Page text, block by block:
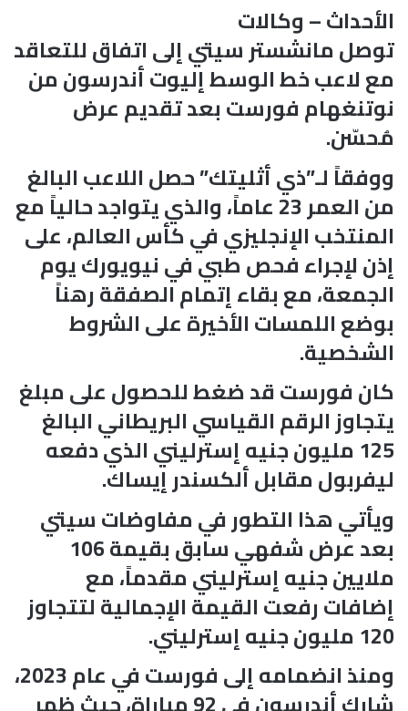
الأحداث – وكالات
توصل مانشستر سيتي إلى اتفاق للتعاقد
مع لاعب خط الوسط إليوت أندرسون من
نوتنغهام فورست بعد تقديم عرض
مُحسّن.
ووفقاً لـ”ذي أثليتك” حصل اللاعب البالغ
من العمر 23 عاماً، والذي يتواجد حالياً مع
المنتخب الإنجليزي في كأس العالم، على
إذن لإجراء فحص طبي في نيويورك يوم
الجمعة، مع بقاء إتمام الصفقة رهناً
بوضع اللمسات الأخيرة على الشروط
الشخصية.
كان فورست قد ضغط للحصول على مبلغ
يتجاوز الرقم القياسي البريطاني البالغ
125 مليون جنيه إسترليني الذي دفعه
ليفربول مقابل ألكسندر إيساك.
ويأتي هذا التطور في مفاوضات سيتي
بعد عرض شفهي سابق بقيمة 106
ملايين جنيه إسترليني مقدماً، مع
إضافات رفعت القيمة الإجمالية لتتجاوز
120 مليون جنيه إسترليني.
ومنذ انضمامه إلى فورست في عام 2023،